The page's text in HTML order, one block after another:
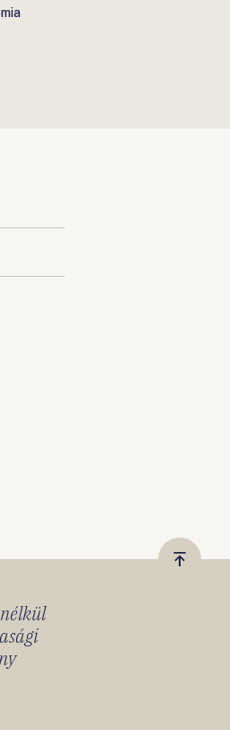
Vissza